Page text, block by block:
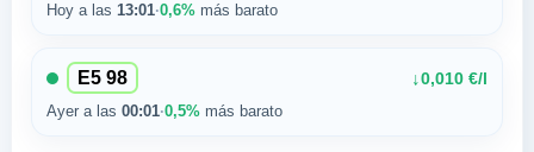
Hoy a las 13:01·0,6%más barato
E5 98 ↓0,010 €/l
Ayer a las 00:01·0,5%más barato